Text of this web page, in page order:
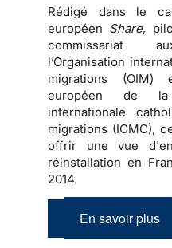
Rédigé dans le
européen Share,
commissariat
l’Organisation
migrations
européen de la
internationale
migrations (ICMC),
offrir une vue
réinstallation en
2014.
En savoir plus